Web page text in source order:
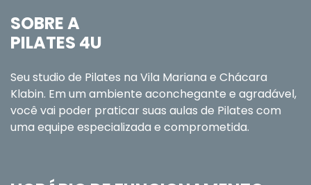
SOBRE A
PILATES 4U
Seu studio de Pilates na Vila Mariana e Chácara
Klabin. Em um ambiente aconchegante e agradável,
você vai poder praticar suas aulas de Pilates com
uma equipe especializada e comprometida.